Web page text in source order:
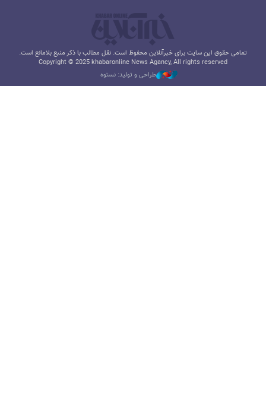
تمامی حقوق این سایت برای خبرآنلاین محفوظ است. نقل مطالب با ذکر منبع بلامانع است.
Copyright © 2025 khabaronline News Agancy, All rights reserved
طراحی و تولید: نستوه